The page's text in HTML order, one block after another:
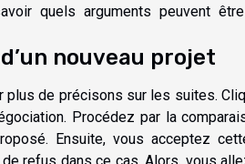
quels arguments peuvent
nouveau projet
plus de précisons sur les suites.
Procédez par la
Ensuite, vous acceptez